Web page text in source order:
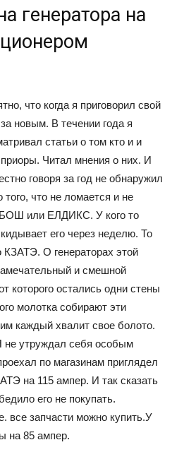
генератора на
что когда я приговорил свой
новым. В течении года я
статьи о том кто и и
приоры. Читал мнения о них. И
говоря за год не обнаружил
того, что не ломается и не
или ЕЛДИКС. У кого то
его через неделю. То
КЗАТЭ. О генераторах этой
и смешной
которого остались одни стены
молотка собирают эти
каждый хвалит свое болото.
не утруждал себя особым
по магазинам приглядел
на 115 ампер. И так сказать
его не покупать.
все запчасти можно купить.У
на 85 ампер.